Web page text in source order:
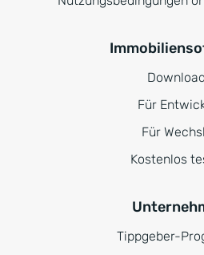
Für
Für
Kostenlos
Tippgeber-